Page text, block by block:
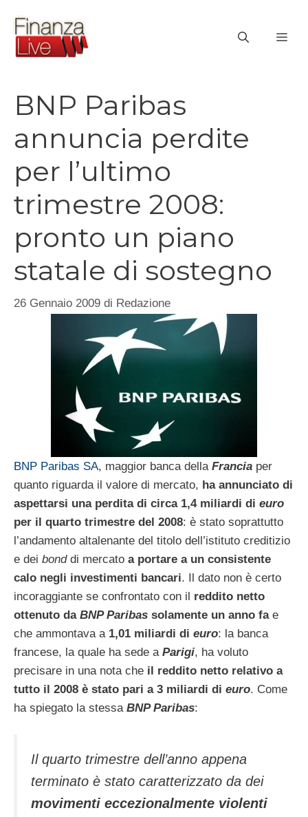
contenuto
BNP Paribas
annuncia perdite
per l’ultimo
trimestre 2008:
pronto un piano
statale di sostegno
26 Gennaio 2009 di Redazione
BNP Paribas SA, maggior banca della Francia per
quanto riguarda il valore di mercato, ha annunciato di
aspettarsi una perdita di circa 1,4 miliardi di euro
per il quarto trimestre del 2008: è stato soprattutto
l’andamento altalenante del titolo dell’istituto creditizio
e dei bonddi mercato a portare a un consistente
calo negli investimenti bancari. Il dato non è certo
incoraggiante se confrontato con il reddito netto
ottenuto da BNP Paribas solamente un anno fae
che ammontava a 1,01 miliardi di euro: la banca
francese, la quale ha sede a Parigi, ha voluto
precisare in una nota che il reddito netto relativo a
tutto il 2008 è stato pari a 3 miliardi di euro. Come
ha spiegato la stessa BNP Paribas:
Il quarto trimestre dell’anno appena
terminato è stato caratterizzato da dei
movimenti eccezionalmente violenti